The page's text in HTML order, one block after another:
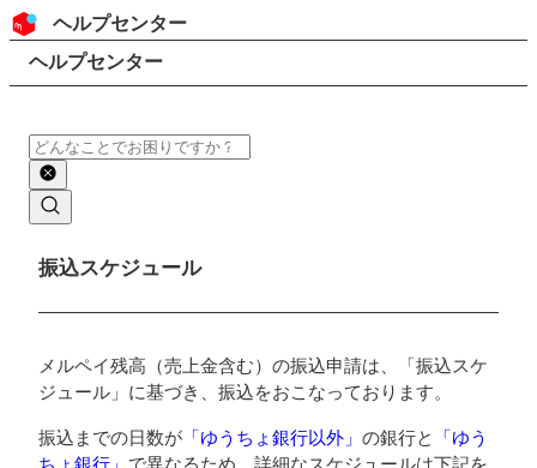
コンテンツにスキップ
ヘッダー
ヘルプセンター
検索
パンくずリスト
ヘルプセンター
検索
メインコンテンツ
振込スケジュール
メルペイ残高（売上金含む）の振込申請は、「振込スケ
ジュール」に基づき、振込をおこなっております。
振込までの日数が 「ゆうちょ銀行以外」 の銀行と
「ゆう